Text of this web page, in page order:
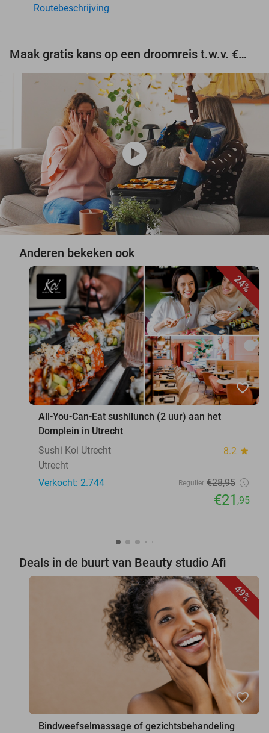
Routebeschrijving
Maak gratis kans op een droomreis t.w.v. €3.000!
play_circle
Anderen bekeken ook
24%
favorite_border
All-You-Can-Eat sushilunch (2 uur) aan het
Domplein in Utrecht
Sushi Koi Utrecht
8.2 star
Utrecht
Verkocht: 2.744
Regulier €28,95
€21 ,95
Deals in de buurt van Beauty studio Afi
49%
favorite_border
Bindweefselmassage of gezichtsbehandeling